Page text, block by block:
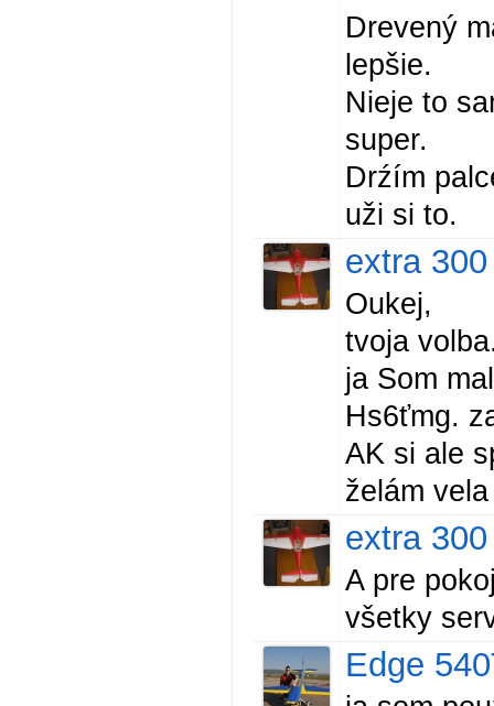
Drevený
lepšie.
Nieje to
super.
Drźím
uži si to.
extra 300
Oukej,
tvoja
ja Som
Hs6ťmg.
AK si ale
želám
extra 300
A pre
všetky
Edge